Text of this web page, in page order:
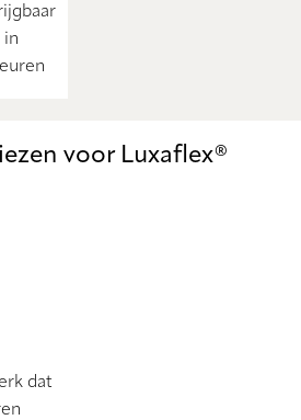
in
voor Luxaflex®
dat